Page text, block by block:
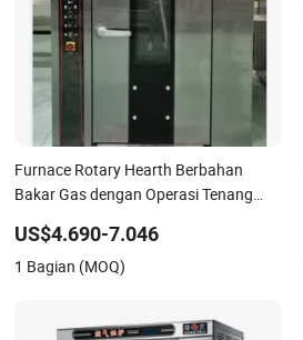
Furnace Rotary Hearth Berbahan
Bakar Gas dengan Operasi Tenang
US$4.690-7.046
1 Bagian (MOQ)